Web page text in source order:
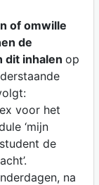
of omwille
de
dit inhalen op
voor het
‘mijn
de
na